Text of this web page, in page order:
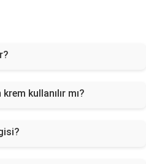
kullanılır mı?